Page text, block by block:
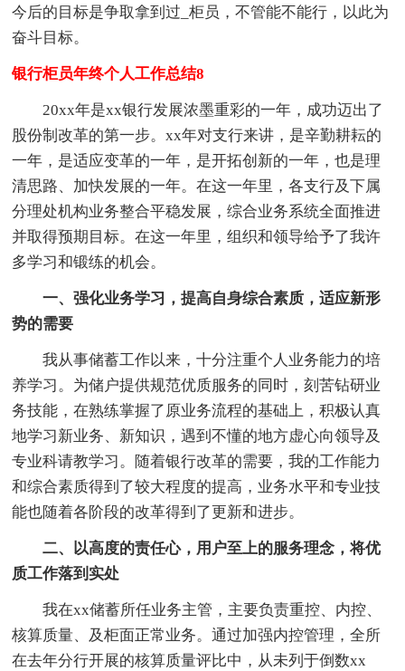
今后的目标是争取拿到过_柜员，不管能不能行，以此为
奋斗目标。
银行柜员年终个人工作总结8
20xx年是xx银行发展浓墨重彩的一年，成功迈出了
股份制改革的第一步。xx年对支行来讲，是辛勤耕耘的
一年，是适应变革的一年，是开拓创新的一年，也是理
清思路、加快发展的一年。在这一年里，各支行及下属
分理处机构业务整合平稳发展，综合业务系统全面推进
并取得预期目标。在这一年里，组织和领导给予了我许
多学习和锻练的机会。
一、强化业务学习，提高自身综合素质，适应新形
势的需要
我从事储蓄工作以来，十分注重个人业务能力的培
养学习。为储户提供规范优质服务的同时，刻苦钻研业
务技能，在熟练掌握了原业务流程的基础上，积极认真
地学习新业务、新知识，遇到不懂的地方虚心向领导及
专业科请教学习。随着银行改革的需要，我的工作能力
和综合素质得到了较大程度的提高，业务水平和专业技
能也随着各阶段的改革得到了更新和进步。
二、以高度的责任心，用户至上的服务理念，将优
质工作落到实处
我在xx储蓄所任业务主管，主要负责重控、内控、
核算质量、及柜面正常业务。通过加强内控管理，全所
在去年分行开展的核算质量评比中，从未列于倒数xx